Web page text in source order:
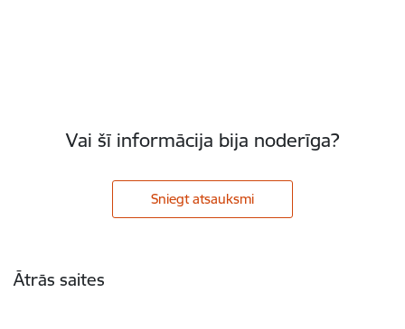
Vai šī informācija bija noderīga?
Sniegt atsauksmi
Ātrās saites